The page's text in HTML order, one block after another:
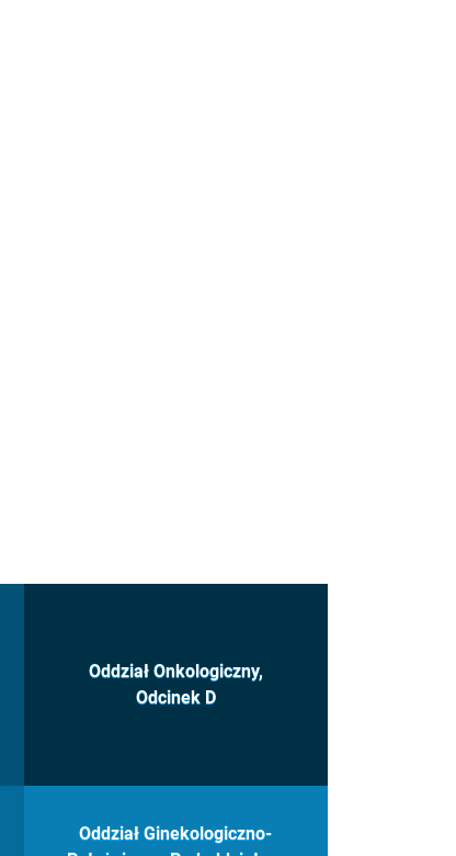
Oddział Onkologiczny,
Odcinek D
Oddział Ginekologiczno-